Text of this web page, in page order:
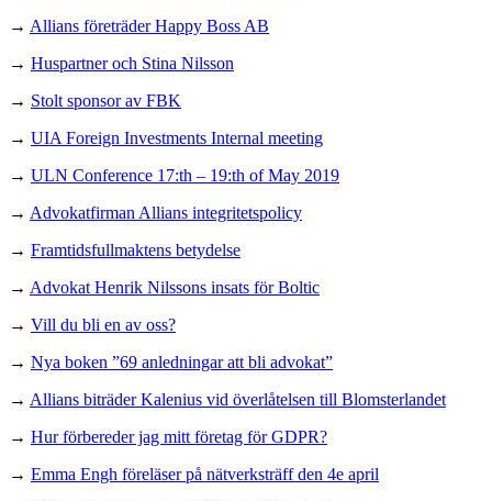
→ Allians företräder Happy Boss AB
→ Huspartner och Stina Nilsson
→ Stolt sponsor av FBK
→ UIA Foreign Investments Internal meeting
→ ULN Conference 17:th – 19:th of May 2019
→ Advokatfirman Allians integritetspolicy
→ Framtidsfullmaktens betydelse
→ Advokat Henrik Nilssons insats för Boltic
→ Vill du bli en av oss?
→ Nya boken ”69 anledningar att bli advokat”
→ Allians biträder Kalenius vid överlåtelsen till Blomsterlandet
→ Hur förbereder jag mitt företag för GDPR?
→ Emma Engh föreläser på nätverksträff den 4e april